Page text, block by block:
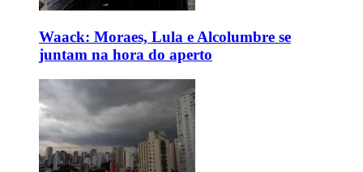
Waack: Moraes, Lula e Alcolumbre se
juntam na hora do aperto